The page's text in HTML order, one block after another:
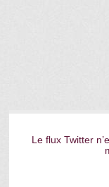
Le flux Twitter